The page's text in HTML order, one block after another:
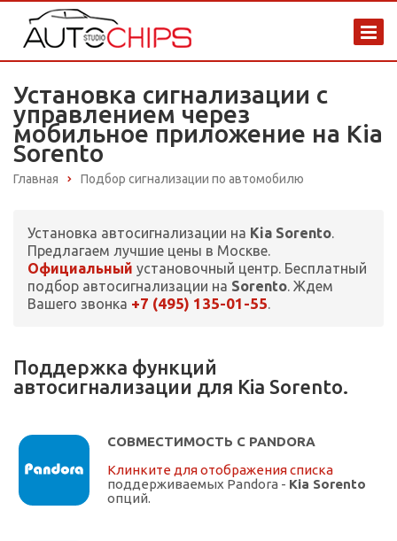
Установка сигнализации с
управлением через
мобильное приложение на Kia
Sorento
Главная Подбор сигнализации по автомобилю
Установка автосигнализации на Kia Sorento.
Предлагаем лучшие цены в Москве.
Официальный установочный центр. Бесплатный
подбор автосигнализации на Sorento. Ждем
Вашего звонка +7 (495) 135-01-55.
Поддержка функций
автосигнализации для Kia Sorento.
СОВМЕСТИМОСТЬ С PANDORA
Клинките для отображения списка
поддерживаемых Pandora - Kia Sorento
опций.